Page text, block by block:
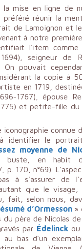
la mise en ligne de
préféré réunir la
de Lamoignon et
à notre
l'item comme
seigneur de
On pouvait
la copie à
en 1719,
1767), épouse
et petite-fille du
iconographie connue
identifier le
moyenne de
buste, en habit
p. 170, n°69).
à s'assurer de
que le visage,
fait, selon nous,
d’Ormesson »
père de Nicolas
par Édelinck ou
au bas d'un